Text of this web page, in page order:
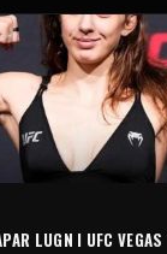
LUGN I UFC